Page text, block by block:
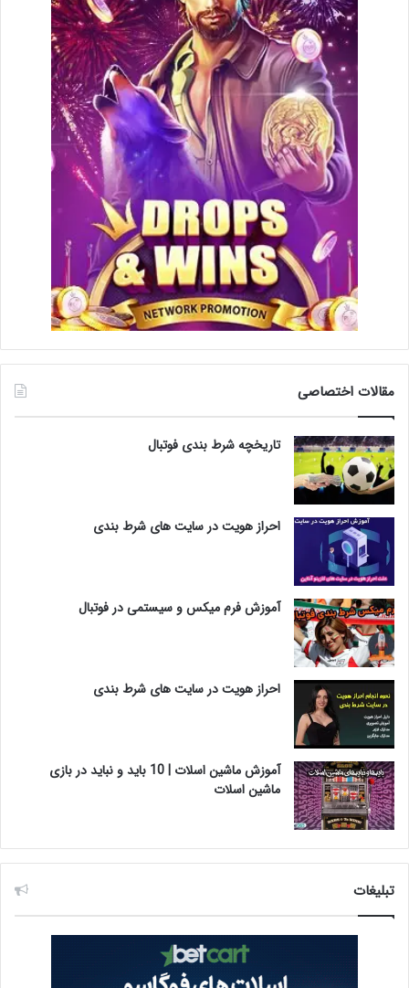
مقالات اختصاصی
تاریخچه شرط بندی فوتبال
احراز هویت در سایت های شرط بندی
آموزش فرم میکس و سیستمی در فوتبال
احراز هویت در سایت های شرط بندی
آموزش ماشین اسلات | 10 باید و نباید در بازی
ماشین اسلات
تبلیغات